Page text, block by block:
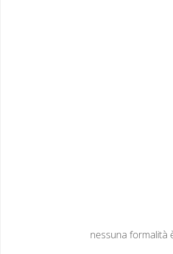
nes­suna for­mal­ità